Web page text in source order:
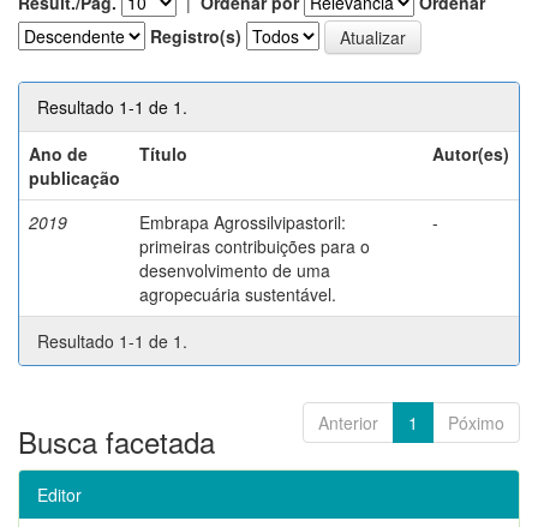
Registro(s)
Resultado 1-1 de 1.
Ano de
publicação
Título Autor(es)
2019
Embrapa Agrossilvipastoril:
primeiras contribuições para o
desenvolvimento de uma
agropecuária sustentável.
-
Resultado 1-1 de 1.
Anterior 1 Póximo
Busca facetada
Editor